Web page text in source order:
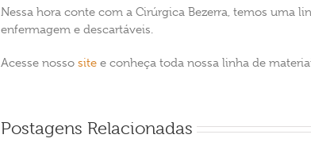
Nessa hora conte com a Cirúrgica Bezerra, temos uma
enfermagem e descartáveis.
Acesse nosso site e conheça toda nossa linha de
Postagens Relacionadas